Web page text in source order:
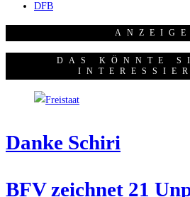
DFB
DAS KÖNNTE
Dan­ke Schiri
BFV zeich­net 21